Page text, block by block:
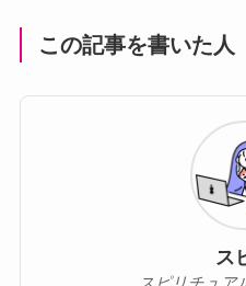
この記事を書いた人
ス